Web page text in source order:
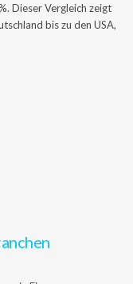
Dieser Vergleich zeigt
bis zu den USA,